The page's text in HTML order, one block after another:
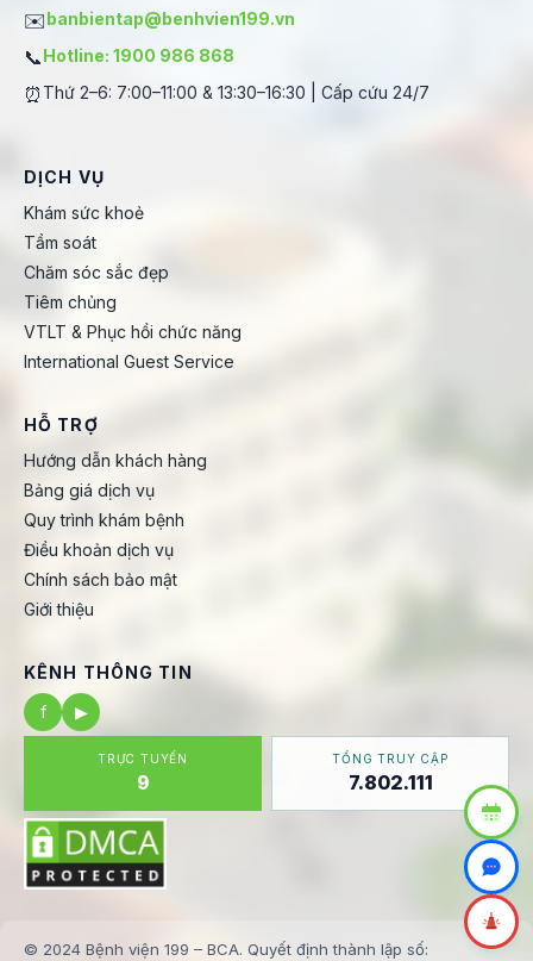
✉️banbientap@benhvien199.vn
📞Hotline: 1900 986 868
⏰ Thứ 2–6: 7:00–11:00 & 13:30–16:30 | Cấp cứu 24/7
DỊCH VỤ
Khám sức khoẻ
Tầm soát
Chăm sóc sắc đẹp
Tiêm chủng
VTLT & Phục hồi chức năng
International Guest Service
HỖ TRỢ
Hướng dẫn khách hàng
Bảng giá dịch vụ
Quy trình khám bệnh
Điều khoản dịch vụ
Chính sách bảo mật
Giới thiệu
KÊNH THÔNG TIN
f
▶
TRỰC TUYẾN
9
TỔNG TRUY CẬP
7.802.111
© 2024 Bệnh viện 199 – BCA. Quyết định thành lập số: